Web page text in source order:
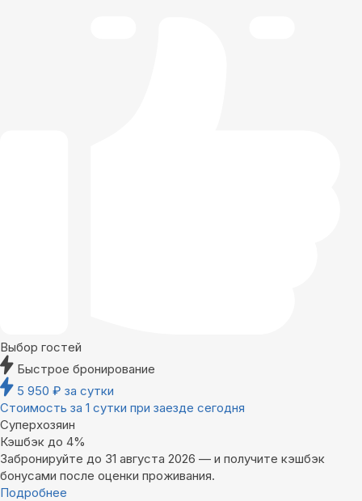
Выбор гостей
Быстрое бронирование
5 950 ₽ за сутки
Стоимость за 1 сутки при заезде сегодня
Суперхозяин
Кэшбэк до 4%
Забронируйте до 31 августа 2026 — и получите кэшбэк
бонусами после оценки проживания.
Подробнее